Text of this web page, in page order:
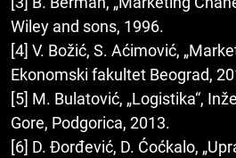
Wiley and sons, 1996.
[4] V. Božić, S. Aćimović,
Ekonomski fakultet Beograd,
[5] M. Bulatović, „Logistika“,
Gore, Podgorica, 2013.
[6] D. Đorđević, D. Ćoćkalo,